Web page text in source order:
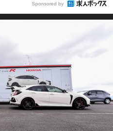
Sponsored by